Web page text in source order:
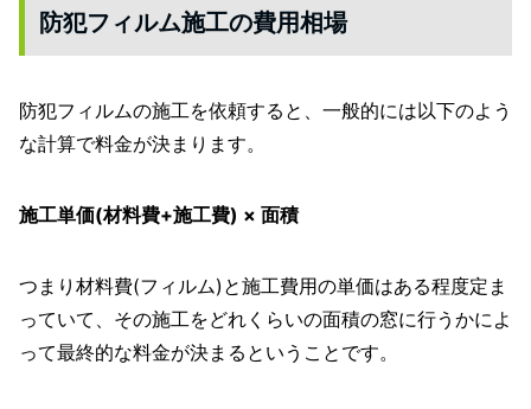
防犯フィルム施工の費用相場
防犯フィルムの施工を依頼すると、一般的には以下のよう
な計算で料金が決まります。
施工単価(材料費+施工費) × 面積
つまり材料費(フィルム)と施工費用の単価はある程度定ま
っていて、その施工をどれくらいの面積の窓に行うかによ
って最終的な料金が決まるということです。